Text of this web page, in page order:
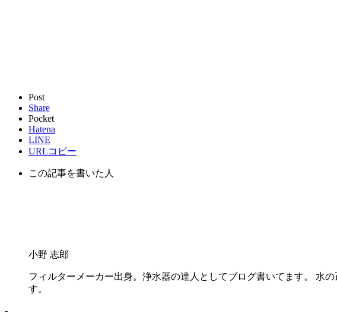
Post
Share
Pocket
Hatena
LINE
URLコピー
この記事を書いた人
小野 志郎
フィルターメーカー出身。浄水器の達人としてブログ書いてます。 水
す。
-